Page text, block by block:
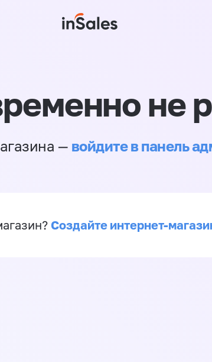
не
— войдите в панель
Создайте интернет-